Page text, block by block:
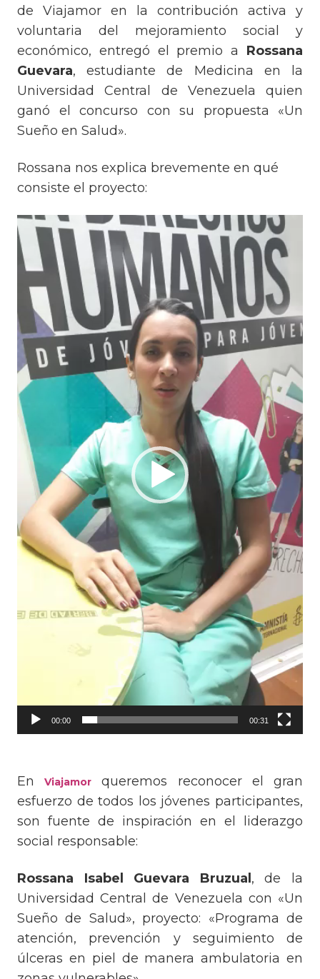
de Viajamor en la contribución activa y
voluntaria del mejoramiento social y
económico, entregó el premio a Rossana
Guevara, estudiante de Medicina en la
Universidad Central de Venezuela quien
ganó el concurso con su propuesta «Un
Sueño en Salud».
Rossana nos explica brevemente en qué
consiste el proyecto:
Reproductor
de
vídeo
00:00 00:31
EnViajamor
queremos reconocer el gran
esfuerzo de todos los jóvenes participantes,
son fuente de inspiración en el liderazgo
social responsable:
Rossana Isabel Guevara Bruzual , de la
Universidad Central de Venezuela con «Un
Sueño de Salud», proyecto: «Programa de
atención, prevención y seguimiento de
úlceras en piel de manera ambulatoria en